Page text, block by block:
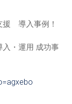
援 導入事例！
入・運用 成功事